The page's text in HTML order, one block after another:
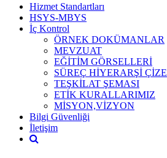
Hizmet Standartları
HSYS-MBYS
İç Kontrol
ÖRNEK DOKÜMANLAR
MEVZUAT
EĞİTİM GÖRSELLERİ
SÜREÇ HİYERARŞİ
TEŞKİLAT ŞEMASI
ETİK KURALLARIMIZ
MİSYON,VİZYON
Bilgi Güvenliği
İletişim